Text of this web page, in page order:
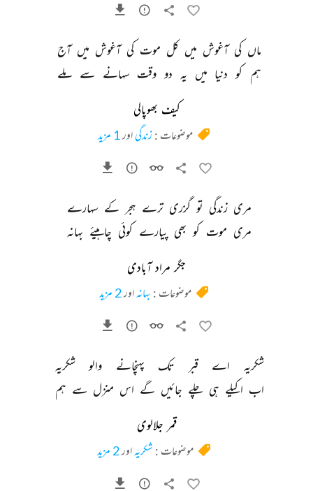
ماں کی آغوش میں کل موت کی آغوش میں آج
ہم کو دنیا میں یہ دو وقت سہانے سے ملے
کیف بھوپالی
موضوعات :زندگیاور1 مزید
مری زندگی تو گزری ترے ہجر کے سہارے
مری موت کو بھی پیارے کوئی چاہیئے بہانہ
جگر مراد آبادی
موضوعات : بہانہاور2 مزید
شکریہ اے قبر تک پہنچانے والو
شکریہ
اب اکیلے ہی چلے جائیں گے اس منزل سے ہم
قمر جلالوی
موضوعات : شکریہاور2 مزید